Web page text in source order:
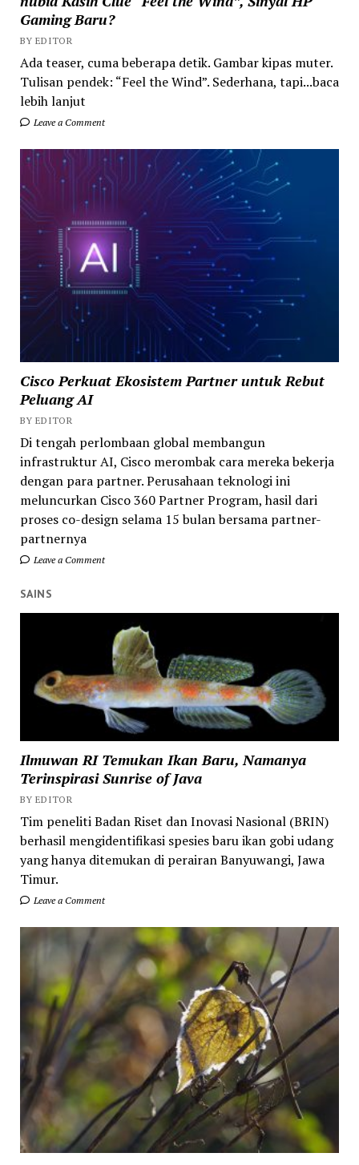
Gaming Baru?
BY EDITOR
Ada teaser, cuma beberapa detik. Gambar kipas muter.
Tulisan pendek: “Feel the Wind”. Sederhana, tapi...baca
lebih lanjut
Leave a Comment
Cisco Perkuat Ekosistem Partner untuk Rebut
Peluang AI
BY EDITOR
Di tengah perlombaan global membangun
infrastruktur AI, Cisco merombak cara mereka bekerja
dengan para partner. Perusahaan teknologi ini
meluncurkan Cisco 360 Partner Program, hasil dari
proses co-design selama 15 bulan bersama partner-
partnernya
Leave a Comment
SAINS
Ilmuwan RI Temukan Ikan Baru, Namanya
Terinspirasi Sunrise of Java
BY EDITOR
Tim peneliti Badan Riset dan Inovasi Nasional (BRIN)
berhasil mengidentifikasi spesies baru ikan gobi udang
yang hanya ditemukan di perairan Banyuwangi, Jawa
Timur.
Leave a Comment